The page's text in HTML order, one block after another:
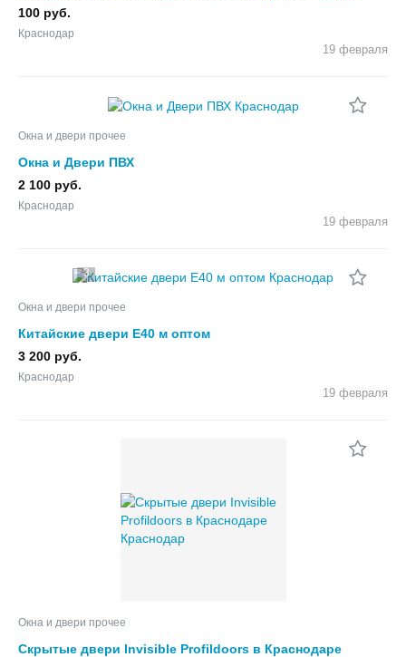
Шуко
100 руб.
Краснодар
19 февраля
Окна и двери прочее
Окна и Двери ПВХ
2 100 руб.
Краснодар
19 февраля
3
Окна и двери прочее
Китайские двери Е40 м оптом
3 200 руб.
Краснодар
19 февраля
Окна и двери прочее
Скрытые двери Invisible Profildoors в Краснодаре